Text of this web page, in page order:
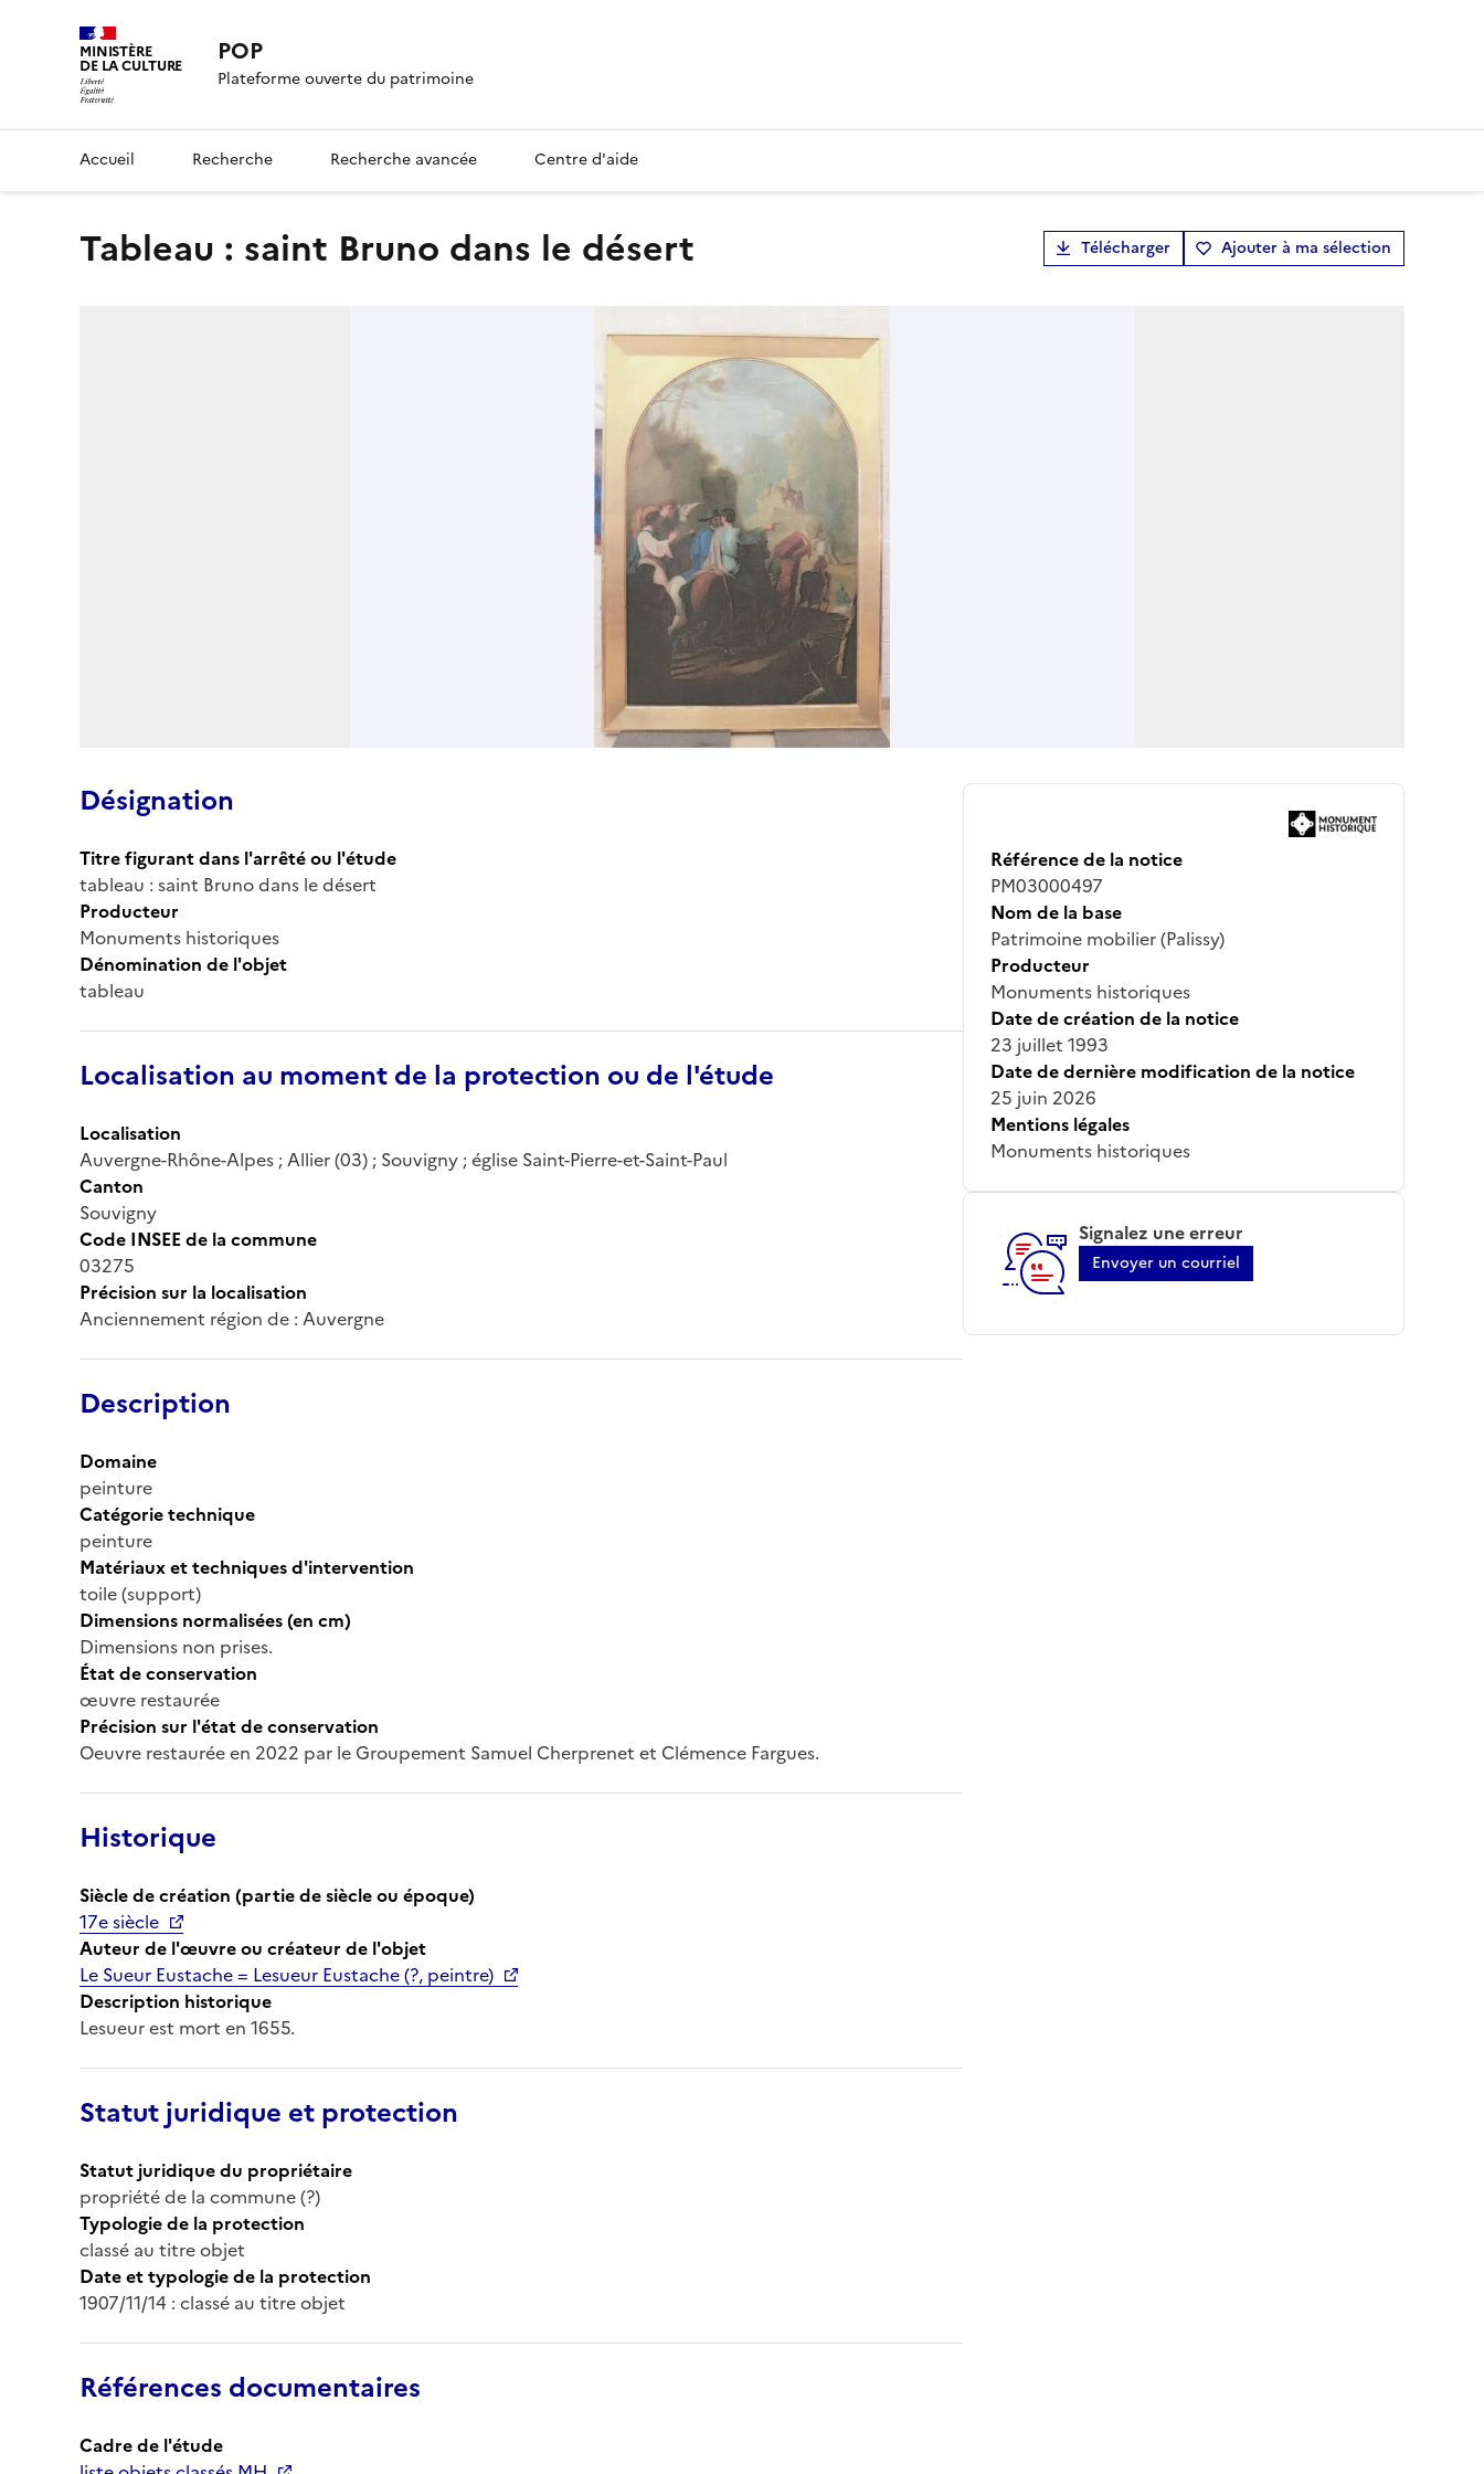
MINISTÈRE
DE LA CULTURE POP
Plateforme ouverte du patrimoine
Accueil Recherche Recherche avancée Centre d'aide
tableau : saint Bruno dans le désert Télécharger Ajouter à ma sélection
Désignation
Titre figurant dans l'arrêté ou l'étude
tableau : saint Bruno dans le désert
Producteur
Monuments historiques
Dénomination de l'objet
tableau
Localisation au moment de la protection ou de l'étude
Localisation
Auvergne-Rhône-Alpes ; Allier (03) ; Souvigny ; église Saint-Pierre-et-Saint-Paul
Canton
Souvigny
Code INSEE de la commune
03275
Précision sur la localisation
Anciennement région de : Auvergne
Description
Domaine
peinture
Catégorie technique
peinture
Matériaux et techniques d'intervention
toile (support)
Dimensions normalisées (en cm)
Dimensions non prises.
État de conservation
œuvre restaurée
Précision sur l'état de conservation
Oeuvre restaurée en 2022 par le Groupement Samuel Cherprenet et Clémence Fargues.
Historique
Siècle de création (partie de siècle ou époque)
17e siècle
Auteur de l'œuvre ou créateur de l'objet
Le Sueur Eustache = Lesueur Eustache (?, peintre)
Description historique
Lesueur est mort en 1655.
Statut juridique et protection
Statut juridique du propriétaire
propriété de la commune (?)
Typologie de la protection
classé au titre objet
Date et typologie de la protection
1907/11/14 : classé au titre objet
Références documentaires
Cadre de l'étude
Référence de la notice
PM03000497
Nom de la base
Patrimoine mobilier (Palissy)
Producteur
Monuments historiques
Date de création de la notice
23 juillet 1993
Date de dernière modification de la notice
25 juin 2026
Mentions légales
Monuments historiques
Signalez une erreur
Envoyer un courriel